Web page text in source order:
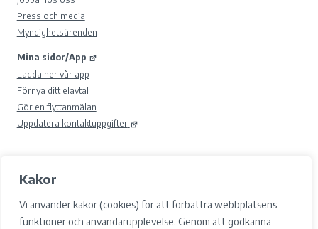
Kakor
Vi använder kakor (cookies) för att förbättra webbplatsens
funktioner och användarupplevelse. Genom att godkänna
Press och media
Myndighetsärenden
Mina sidor/App
Ladda ner vår app
Förnya ditt elavtal
Gör en flyttanmälan
Uppdatera kontaktuppgifter
Samtyckesval
Cookies